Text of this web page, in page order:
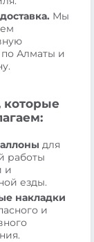
Мы
по Алматы и
которые
для
работы
и
езды.
накладки
и